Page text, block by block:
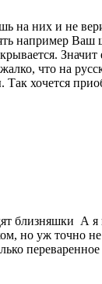
на них и не
например
Значит
что на
хочется
близняшки А я
но уж точно не